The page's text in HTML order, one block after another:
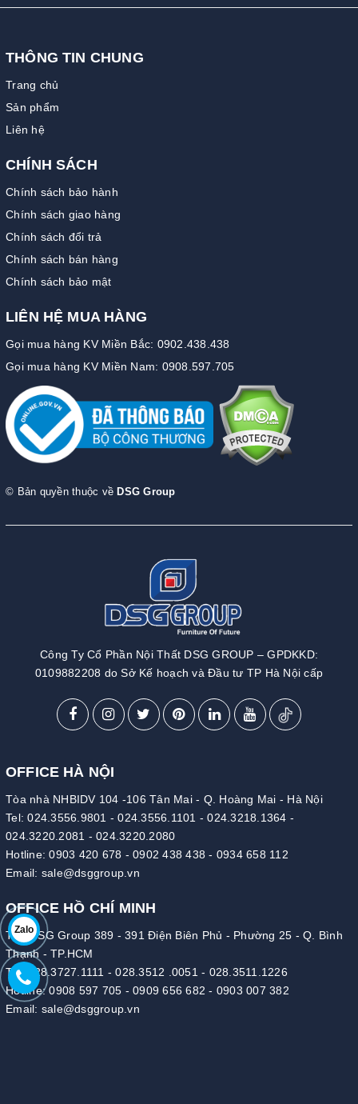
Zalo
THÔNG TIN CHUNG
Trang chủ
Sản phẩm
Liên hệ
CHÍNH SÁCH
Chính sách bảo hành
Chính sách giao hàng
Chính sách đổi trả
Chính sách bán hàng
Chính sách bảo mật
LIÊN HỆ MUA HÀNG
Gọi mua hàng KV Miền Bắc: 0902.438.438
Gọi mua hàng KV Miền Nam: 0908.597.705
© Bản quyền thuộc về DSG Group
Công Ty Cổ Phần Nội Thất DSG GROUP – GPDKKD:
0109882208 do Sở Kế hoạch và Đầu tư TP Hà Nội cấp
OFFICE HÀ NỘI
Tòa nhà NHBIDV 104 -106 Tân Mai - Q. Hoàng Mai - Hà Nội
Tel:024.3556.9801 -024.3556.1101 -024.3218.1364 -
024.3220.2081 - 024.3220.2080
Hotline:0903 420 678 - 0902 438 438 - 0934 658 112
Email: sale@dsggroup.vn
OFFICE HỒ CHÍ MINH
Tòa DSG Group 389 - 391 Điện Biên Phủ - Phường 25 - Q. Bình
Thạnh - TP.HCM
Tel:
028.3727.1111 -028.3512 .0051 - 028.3511.1226
Hotline:0908 597 705 - 0909 656 682 - 0903 007 382
Email: sale@dsggroup.vn